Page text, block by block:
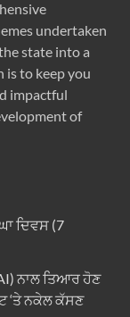
undertaken
state into a
is to keep you
impactful
of
ਦਿਵਸ (7
ਨਾਲ ਤਿਆਰ ਹੋਣ
‘ਤੇ ਨਕੇਲ ਕੱਸਣ